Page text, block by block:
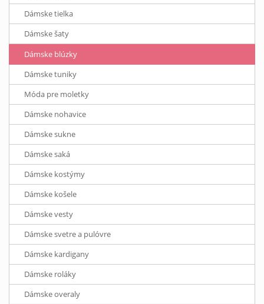
Dámske tielka
Dámske šaty
Dámske blúzky
Dámske tuniky
Móda pre moletky
Dámske nohavice
Dámske sukne
Dámske saká
Dámske kostýmy
Dámske košele
Dámske vesty
Dámske svetre a pulóvre
Dámske kardigany
Dámske roláky
Dámske overaly